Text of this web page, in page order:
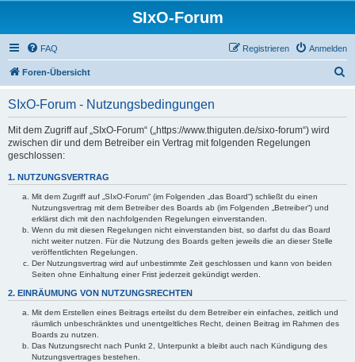
SIxO-Forum
FAQ Anmelden
Registrieren
Foren-Übersicht
SIxO-Forum - Nutzungsbedingungen
Mit dem Zugriff auf „SIxO-Forum“ („https://www.thiguten.de/sixo-forum“) wird
zwischen dir und dem Betreiber ein Vertrag mit folgenden Regelungen
geschlossen:
1. NUTZUNGSVERTRAG
Mit dem Zugriff auf „SIxO-Forum“ (im Folgenden „das Board“) schließt du einen
Nutzungsvertrag mit dem Betreiber des Boards ab (im Folgenden „Betreiber“) und
erklärst dich mit den nachfolgenden Regelungen einverstanden.
Wenn du mit diesen Regelungen nicht einverstanden bist, so darfst du das Board
nicht weiter nutzen. Für die Nutzung des Boards gelten jeweils die an dieser Stelle
veröffentlichten Regelungen.
Der Nutzungsvertrag wird auf unbestimmte Zeit geschlossen und kann von beiden
Seiten ohne Einhaltung einer Frist jederzeit gekündigt werden.
2. EINRÄUMUNG VON NUTZUNGSRECHTEN
Mit dem Erstellen eines Beitrags erteilst du dem Betreiber ein einfaches, zeitlich und
räumlich unbeschränktes und unentgeltliches Recht, deinen Beitrag im Rahmen des
Boards zu nutzen.
Das Nutzungsrecht nach Punkt 2, Unterpunkt a bleibt auch nach Kündigung des
Nutzungsvertrages bestehen.